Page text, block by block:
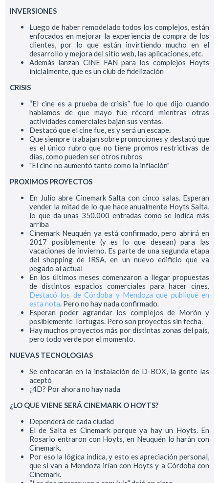
INVERSIONES
Luego de haber remodelado todos los complejos, están
enfocados en mejorar la experiencia de compra de los
clientes, por lo que están invirtiendo mucho en el
desarrollo y mejora del sitio web, las aplicaciones, etc.
Además lanzan CINE FAN para los complejos Hoyts
inicialmente, que es un club de fidelización
CRISIS
“El cine es a prueba de crisis” fue lo que dijo cuando
hablamos de que mayo fue récord mientras otras
actividades comerciales bajan sus ventas.
Destacó que el cine fue, es y será un escape.
Que siempre trabajan sobre promociones y destacó que
es el único rubro que no tiene promos restrictivas de
días, como pueden ser otros rubros
"El cine no aumentó tanto como la inflación"
PROXIMOS PROYECTOS
En Julio abre Cinemark Salta con cinco salas. Esperan
vender la mitad de lo que hace anualmente Hoyts Salta,
lo que da unas 350.000 entradas como se indica más
arriba
Cinemark Neuquén ya está confirmado, pero abrirá en
2017 posiblemente (y es lo que desean) para las
vacaciones de invierno. Es parte de una segunda etapa
del shopping de IRSA, en un nuevo edificio que va
pegado al actual
En los últimos meses comenzaron a llegar propuestas
de distintos espacios comerciales para hacer cines.
Destacó los de Córdoba y Mendoza que publiqué en
esta nota. Pero no hay nada confirmado.
Esperan poder agrandar los complejos de Morón y
posiblemente Tortugas. Pero son proyectos sin fecha.
Hay muchos proyectos más por distintas zonas del país,
pero todo verde por el momento.
NUEVAS TECNOLOGIAS
Se enfocarán en la instalación de D-BOX, la gente las
aceptó
¿4D? Por ahora no hay nada
¿LO QUE VIENE SERÁ CINEMARK O HOYTS?
Dependerá de cada ciudad
El de Salta es Cinemark porque ya hay un Hoyts. En
Rosario entraron con Hoyts, en Neuquén lo harán con
Cinemark.
Por eso la lógica indica, y esto es apreciación personal,
que si van a Mendoza irían con Hoyts y a Córdoba con
Cinemark.